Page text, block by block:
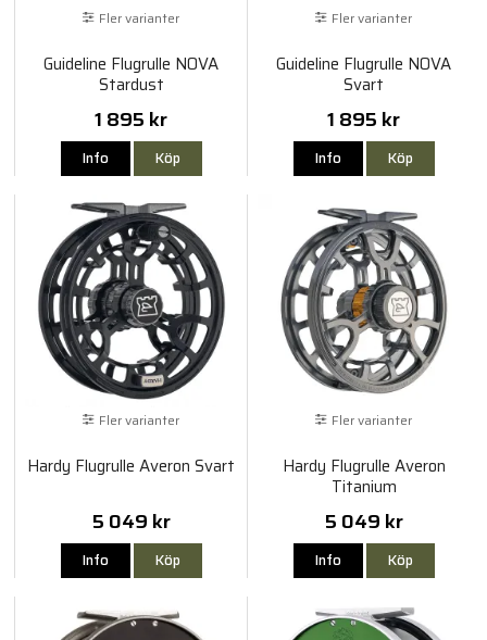
Fler varianter
Guideline Flugrulle NOVA
Stardust
1 895 kr
Info Köp
Fler varianter
Guideline Flugrulle NOVA
Svart
1 895 kr
Info Köp
Fler varianter
Hardy Flugrulle Averon Svart
5 049 kr
Info Köp
Fler varianter
Hardy Flugrulle Averon
Titanium
5 049 kr
Info Köp